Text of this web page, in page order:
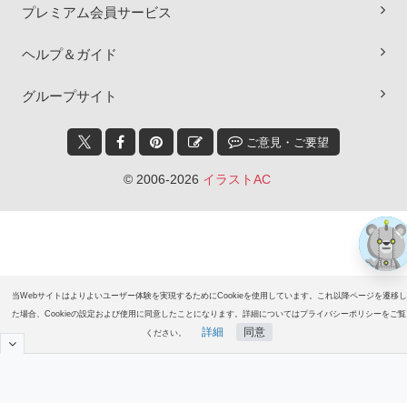
当Webサイトはよりよいユーザー体験を実現するためにCookieを使用しています。これ以降ページを遷移し
た場合、Cookieの設定および使用に同意したことになります。詳細についてはプライバシーポリシーをご覧
ください。 詳細 同意
プレミアム会員サービス
ヘルプ＆ガイド
グループサイト
ご意見・ご要望
© 2006-2026 イラストAC